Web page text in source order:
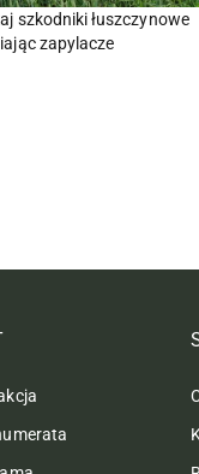
szkodniki łuszczynowe
zapylacze